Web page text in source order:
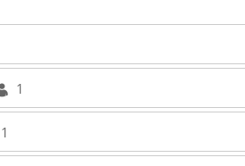
1
1